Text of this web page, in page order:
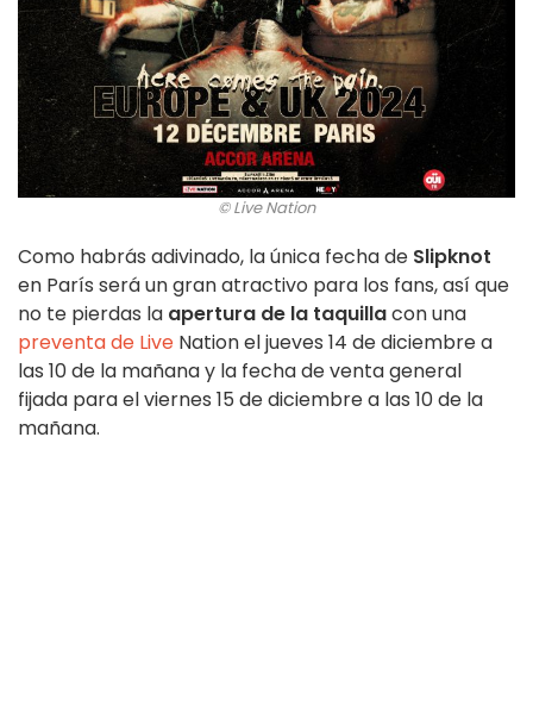
© Live Nation
Como habrás adivinado, la única fecha de Slipknot
en París será un gran atractivo para los fans, así que
no te pierdas la apertura de la taquillacon una
preventa de Live Nation el jueves 14 de diciembre a
las 10 de la mañana y la fecha de venta general
fijada para el viernes 15 de diciembre a las 10 de la
mañana.